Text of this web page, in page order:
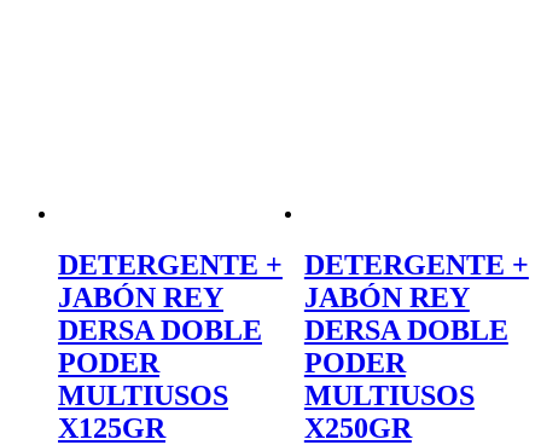
DETERGENTE +
JABÓN REY
DERSA DOBLE
PODER
MULTIUSOS
X125GR
DETERGENTE +
JABÓN REY
DERSA DOBLE
PODER
MULTIUSOS
X250GR